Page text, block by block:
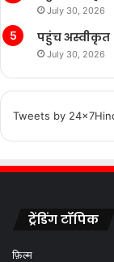
July 30, 2026
पहुंच अस्वीकृत
July 30, 2026
Tweets by
ट्रेंडिंग टॉपिक
फ़िल्म